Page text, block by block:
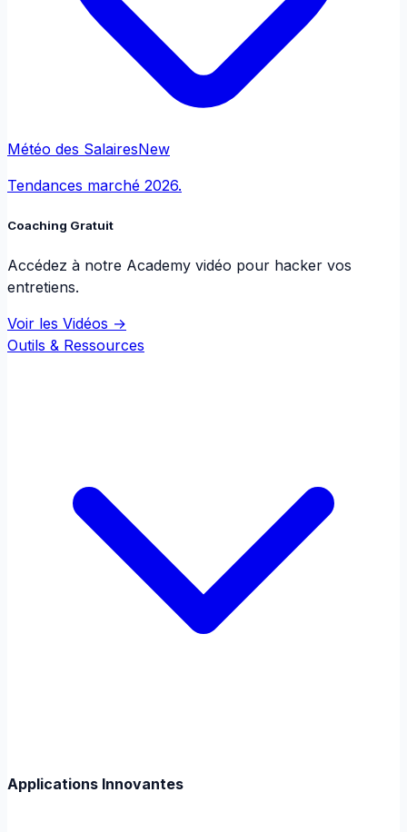
Météo des SalairesNew
Tendances marché 2026.
Coaching Gratuit
Accédez à notre Academy vidéo pour hacker vos
entretiens.
Voir les Vidéos →
Outils & Ressources
Applications Innovantes